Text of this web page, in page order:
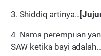
3. Shiddiq artinya…
4. Nama perempuan
SAW ketika bayi adalah…